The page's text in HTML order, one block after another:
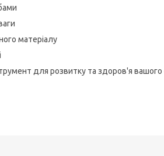
матеріалу
для розвитку та здоров'я вашого